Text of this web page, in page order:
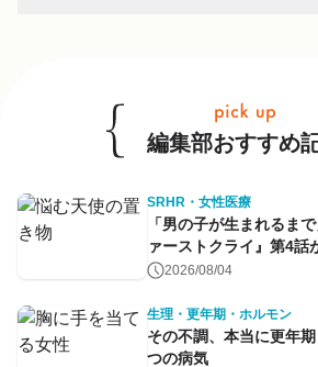
編集部おすすめ
SRHR・女性医療
「男の子が生まれるま
ァーストクライ』第4話
命のコントロール～
2026/08/04
生理・更年期・ホルモン
その不調、本当に更年
つの病気